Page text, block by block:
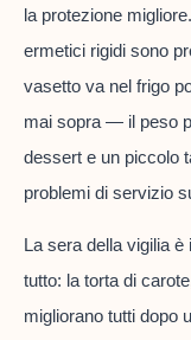
la protezione
ermetici rigidi sono
vasetto va nel frigo
mai sopra — il peso
dessert e un piccolo
problemi di servizio
La sera della vigilia
tutto: la torta di
migliorano tutti dopo